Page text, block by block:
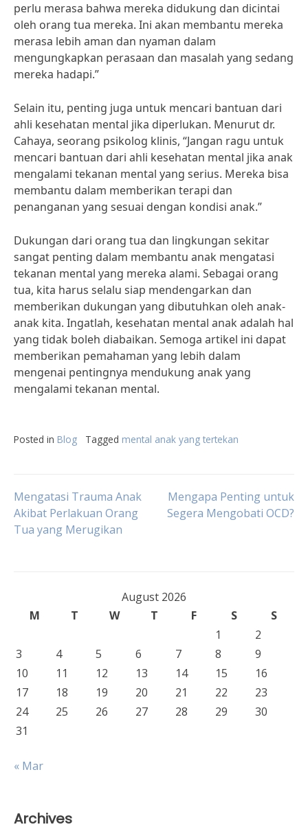
perlu merasa bahwa mereka didukung dan dicintai
oleh orang tua mereka. Ini akan membantu mereka
merasa lebih aman dan nyaman dalam
mengungkapkan perasaan dan masalah yang sedang
mereka hadapi.”
Selain itu, penting juga untuk mencari bantuan dari
ahli kesehatan mental jika diperlukan. Menurut dr.
Cahaya, seorang psikolog klinis, “Jangan ragu untuk
mencari bantuan dari ahli kesehatan mental jika anak
mengalami tekanan mental yang serius. Mereka bisa
membantu dalam memberikan terapi dan
penanganan yang sesuai dengan kondisi anak.”
Dukungan dari orang tua dan lingkungan sekitar
sangat penting dalam membantu anak mengatasi
tekanan mental yang mereka alami. Sebagai orang
tua, kita harus selalu siap mendengarkan dan
memberikan dukungan yang dibutuhkan oleh anak-
anak kita. Ingatlah, kesehatan mental anak adalah hal
yang tidak boleh diabaikan. Semoga artikel ini dapat
memberikan pemahaman yang lebih dalam
mengenai pentingnya mendukung anak yang
mengalami tekanan mental.
Posted in Blog Tagged mental anak yang tertekan
Post
navigation
Mengatasi Trauma Anak
Akibat Perlakuan Orang
Tua yang Merugikan
Mengapa Penting untuk
Segera Mengobati OCD?
August 2026
M
T W T F S
S
1
2
3
4 5 6 7 8
9
10
11 12 13 14 15
16
17
18 19 20 21 22
23
24
25 26 27 28 29
30
31
« Mar
Archives